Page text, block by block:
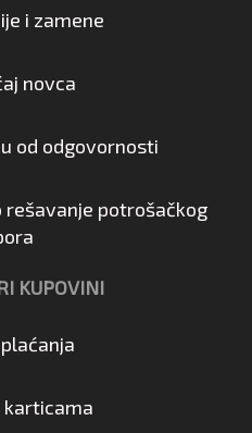
i zamene
novca
od odgovornosti
rešavanje potrošačkog
KUPOVINI
karticama